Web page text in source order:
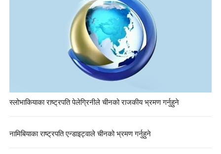
स्लोभाकियाका राष्ट्रपति पेलेग्रिनीले चीनको राजकीय भ्रमण गर्नुहुने
नामिबियाका राष्ट्रपति एन्डाइट्वाले चीनको भ्रमण गर्नुहुने